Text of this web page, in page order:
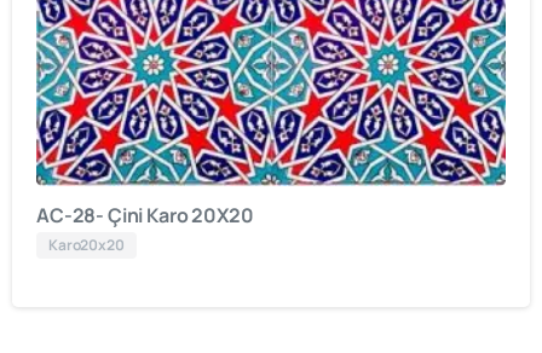
AC-28- Çini Karo 20X20
Karo20x20